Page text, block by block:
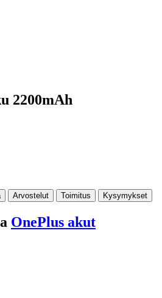
2200mAh
Arvostelut Toimitus Kysymykset
OnePlus akut